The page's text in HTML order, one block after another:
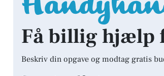
Få billig hjælp
Beskriv din opgave og modtag gratis